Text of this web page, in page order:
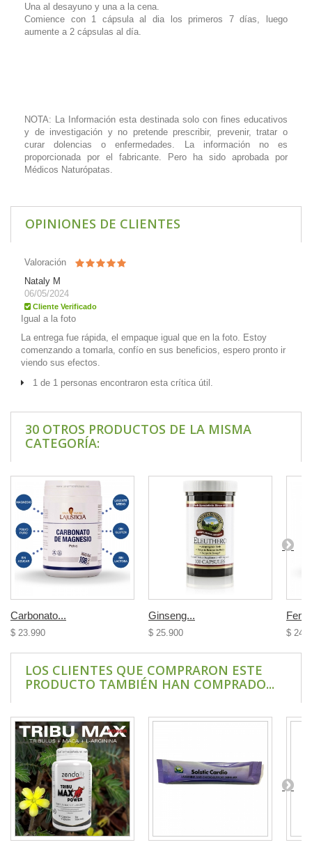
Una al desayuno y una a la cena.
Comience con 1 cápsula al dia los primeros 7 días, luego
aumente a 2 cápsulas al día.
NOTA: La Información esta destinada solo con fines educativos
y de investigación y no pretende prescribir, prevenir, tratar o
curar dolencias o enfermedades. La información no es
proporcionada por el fabricante. Pero ha sido aprobada por
Médicos Naturópatas.
OPINIONES DE CLIENTES
Valoración
Nataly M
06/05/2024
Cliente Verificado
Igual a la foto
La entrega fue rápida, el empaque igual que en la foto. Estoy
comenzando a tomarla, confío en sus beneficios, espero pronto ir
viendo sus efectos.
1 de 1 personas encontraron esta crítica útil.
30 OTROS PRODUCTOS DE LA MISMA
CATEGORÍA:
Carbonato...
$ 23.990
Ginseng...
$ 25.900 $
LOS CLIENTES QUE COMPRARON ESTE
PRODUCTO TAMBIÉN HAN COMPRADO...